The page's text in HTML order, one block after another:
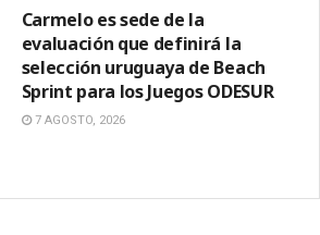
Carmelo es sede de la
evaluación que definirá la
selección uruguaya de Beach
Sprint para los Juegos ODESUR
7 AGOSTO, 2026